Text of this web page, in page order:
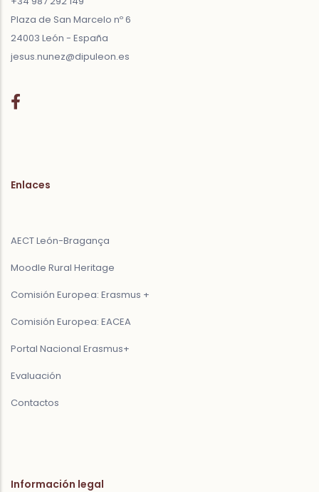
Plaza de San Marcelo nº 6
24003 León - España
jesus.nunez@dipuleon.es
Enlaces
AECT León-Bragança
Moodle Rural Heritage
Comisión Europea: Erasmus +
Comisión Europea: EACEA
Portal Nacional Erasmus+
Evaluación
Contactos
Información legal